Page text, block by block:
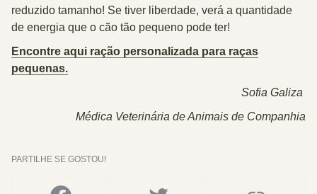
reduzido tamanho! Se tiver liberdade, verá a quantidade
de energia que o cão tão pequeno pode ter!
Encontre aqui ração personalizada para raças
pequenas.
Sofia Galiza
Médica Veterinária de Animais de Companhia
PARTILHE SE GOSTOU!